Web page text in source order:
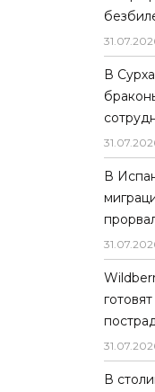
31.07.
В
31.07.
В
31.07.
31.07.
В